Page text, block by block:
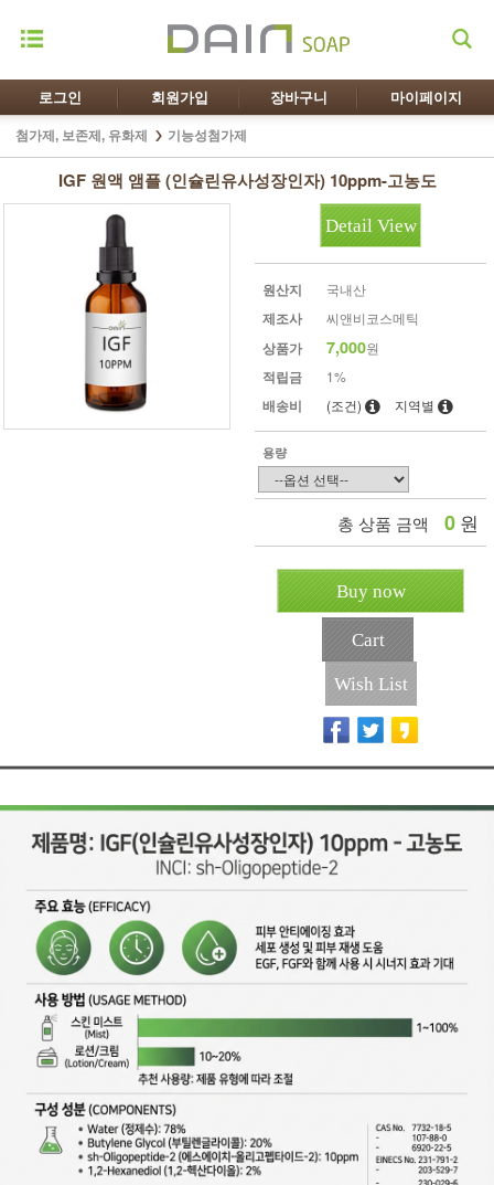
로그인 회원가입 장바구니 마이페이지
첨가제, 보존제, 유화제 기능성첨가제
IGF 원액 앰플 (인슐린유사성장인자) 10ppm-고농도
Detail View
원산지 국내산
제조사 씨앤비코스메틱
상품가 7,000원
적립금 1%
배송비 (조건) 지역별
용량
총 상품 금액 0 원
Buy now
Cart
Wish List